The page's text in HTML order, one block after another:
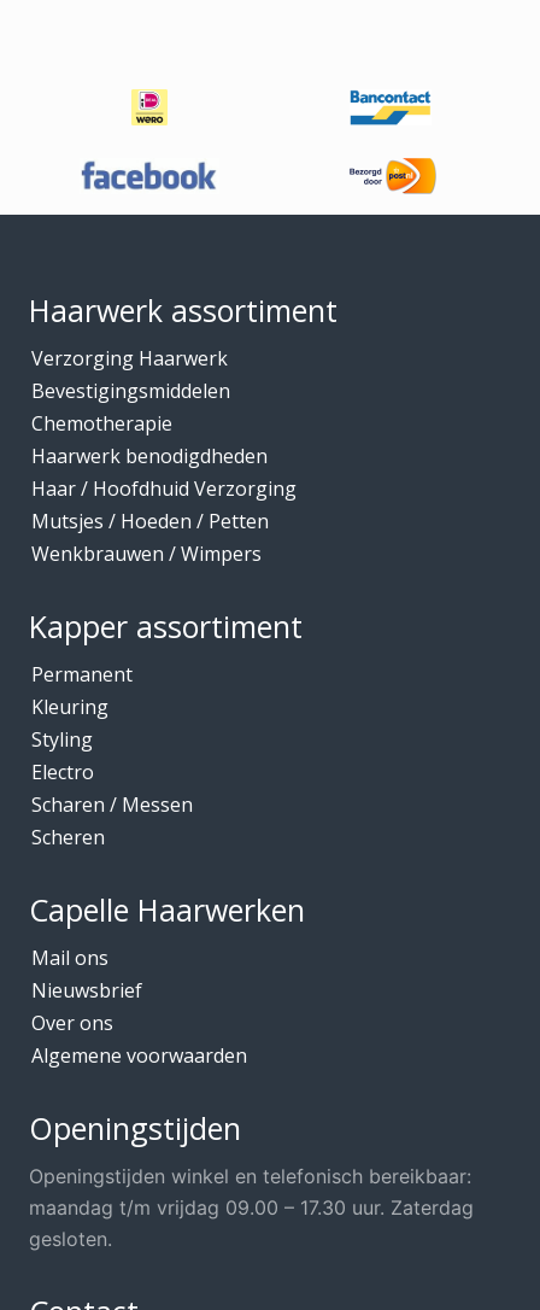
Haarwerk assortiment
Verzorging Haarwerk
Bevestigingsmiddelen
Chemotherapie
Haarwerk benodigdheden
Haar / Hoofdhuid Verzorging
Mutsjes / Hoeden / Petten
Wenkbrauwen / Wimpers
Kapper assortiment
Permanent
Kleuring
Styling
Electro
Scharen / Messen
Scheren
Capelle Haarwerken
Mail ons
Nieuwsbrief
Over ons
Algemene voorwaarden
Openingstijden
Openingstijden winkel en telefonisch bereikbaar:
maandag t/m vrijdag 09.00 – 17.30 uur. Zaterdag
gesloten.